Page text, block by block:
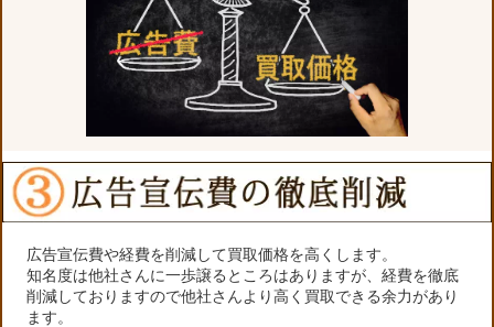
広告宣伝費や経費を削減して買取価格を高くします。
知名度は他社さんに一歩譲るところはありますが、経費を徹底
削減しておりますので他社さんより高く買取できる余力があり
ます。